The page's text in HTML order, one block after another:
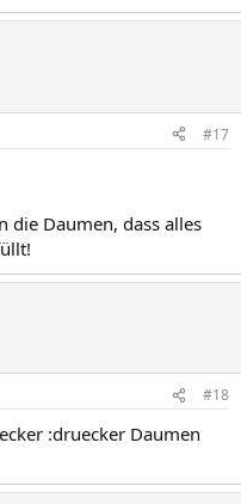
#17
die Daumen, dass alles
#18
:druecker Daumen